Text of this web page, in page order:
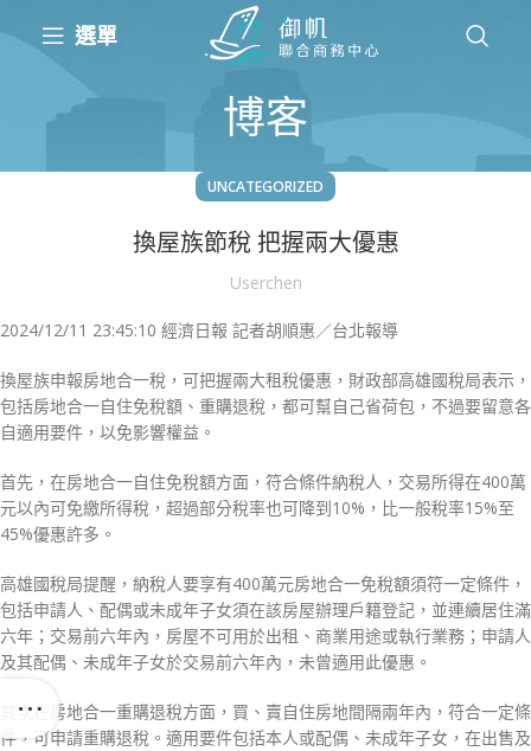
選單
博客
UNCATEGORIZED
換屋族節稅 把握兩大優惠
Userchen
2024/12/11 23:45:10 經濟日報 記者胡順惠／台北報導
換屋族申報房地合一稅，可把握兩大租稅優惠，財政部高雄國稅局表示，
包括房地合一自住免稅額、重購退稅，都可幫自己省荷包，不過要留意各
自適用要件，以免影響權益。
首先，在房地合一自住免稅額方面，符合條件納稅人，交易所得在400萬
元以內可免繳所得稅，超過部分稅率也可降到10%，比一般稅率15%至
45%優惠許多。
高雄國稅局提醒，納稅人要享有400萬元房地合一免稅額須符一定條件，
包括申請人、配偶或未成年子女須在該房屋辦理戶籍登記，並連續居住滿
六年；交易前六年內，房屋不可用於出租、商業用途或執行業務；申請人
及其配偶、未成年子女於交易前六年內，未曾適用此優惠。
其次在房地合一重購退稅方面，買、賣自住房地間隔兩年內，符合一定條
件，可申請重購退稅。適用要件包括本人或配偶、未成年子女，在出售及